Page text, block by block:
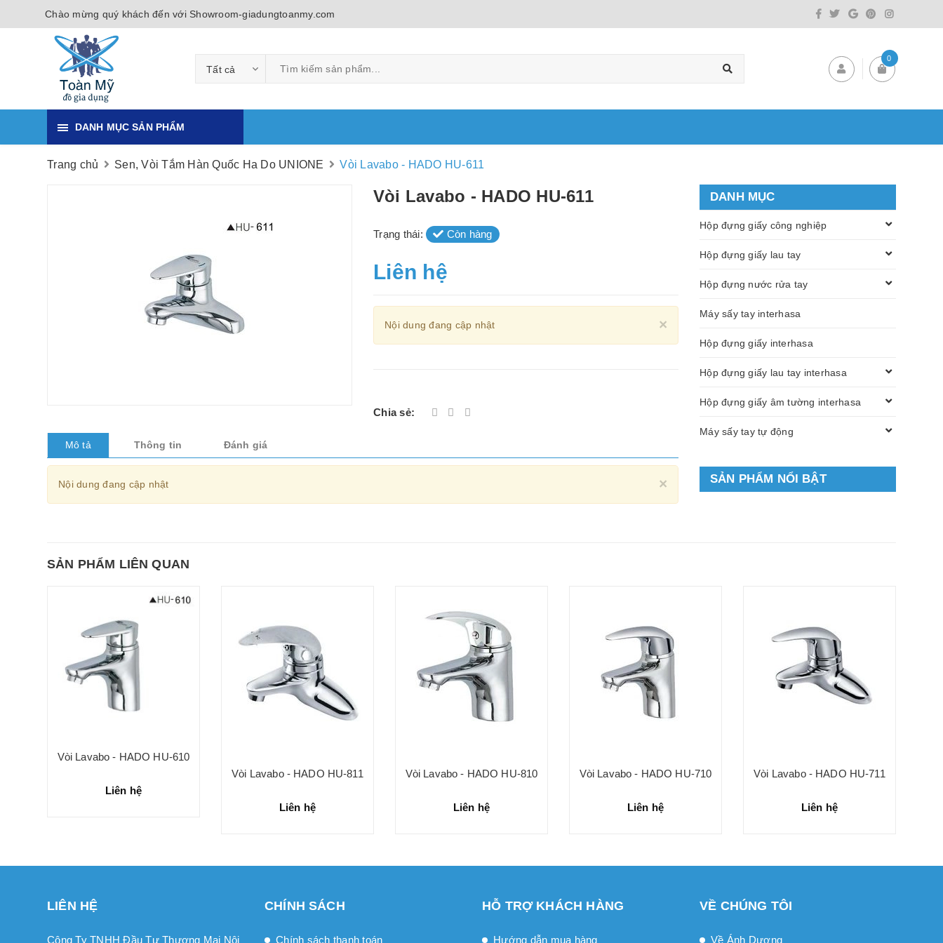
Chào mừng quý khách đến với Showroom-giadungtoanmy.com
Tất cả
0
DANH MỤC SẢN PHẨM
Trang chủ Sen, Vòi Tắm Hàn Quốc Ha Do UNIONE Vòi Lavabo - HADO HU-611
Vòi Lavabo - HADO HU-611
Trạng thái: Còn hàng
Liên hệ
×
Nội dung đang cập nhật
Chia sẻ:
Mô tả Thông tin Đánh giá
×
Nội dung đang cập nhật
DANH MỤC
Hộp đựng giấy công nghiệp
Hộp đựng giấy lau tay
Hộp đựng nước rửa tay
Máy sấy tay interhasa
Hộp đựng giấy interhasa
Hộp đựng giấy lau tay interhasa
Hộp đựng giấy âm tường interhasa
Máy sấy tay tự động
SẢN PHẨM NỔI BẬT
SẢN PHẨM LIÊN QUAN
Vòi Lavabo - HADO HU-610
Liên hệ
Vòi Lavabo - HADO HU-811
Liên hệ
Vòi Lavabo - HADO HU-810
Liên hệ
Vòi Lavabo - HADO HU-710
Liên hệ
Vòi Lavabo - HADO HU-711
Liên hệ
LIÊN HỆ
Công Ty TNHH Đầu Tư Thương Mại Nội
CHÍNH SÁCH
Chính sách thanh toán
HỖ TRỢ KHÁCH HÀNG
Hướng dẫn mua hàng
VỀ CHÚNG TÔI
Về Ánh Dương